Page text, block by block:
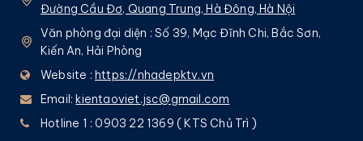
Đường Cầu Đơ, Quang Trung, Hà Đông, Hà Nội
Văn phòng đại diện : Số 39, Mạc Đĩnh Chi, Bắc Sơn,
Kiến An, Hải Phòng
Website : https://nhadepktv.vn
Email:kientaoviet.jsc@gmail.com
Hotline 1 : 0903 22 1369 ( KTS Chủ Trì )